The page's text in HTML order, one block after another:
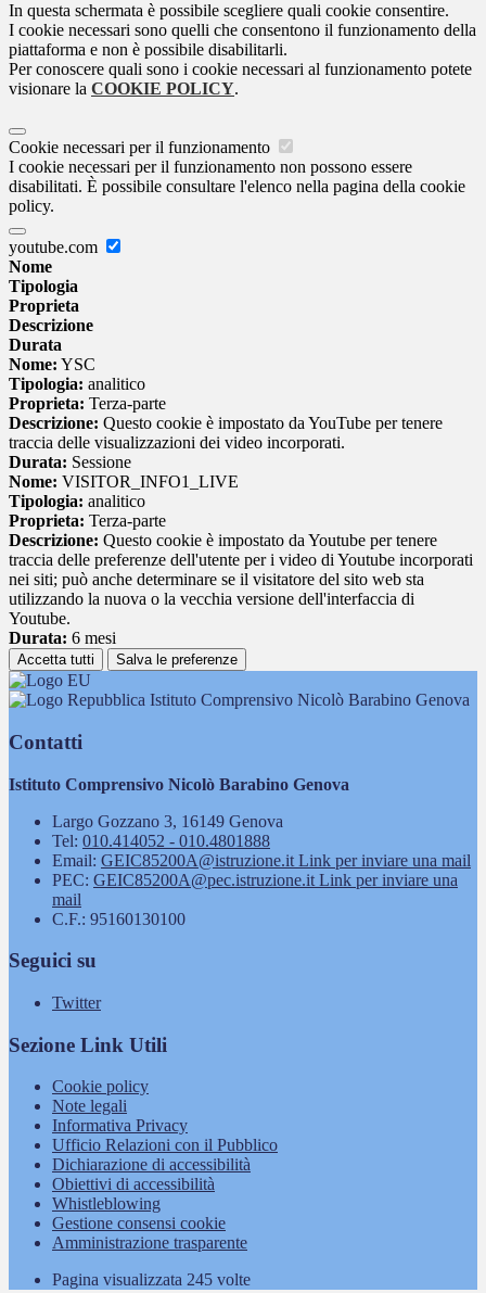
In questa schermata è possibile scegliere quali cookie consentire.
I cookie necessari sono quelli che consentono il funzionamento della
piattaforma e non è possibile disabilitarli.
Per conoscere quali sono i cookie necessari al funzionamento potete
visionare la COOKIE POLICY.
Cookie necessari per il funzionamento
I cookie necessari per il funzionamento non possono essere
disabilitati. È possibile consultare l'elenco nella pagina della cookie
policy.
youtube.com
Nome
Tipologia
Proprieta
Descrizione
Durata
Nome: YSC
Tipologia: analitico
Proprieta: Terza-parte
Descrizione: Questo cookie è impostato da YouTube per tenere
traccia delle visualizzazioni dei video incorporati.
Durata: Sessione
Nome: VISITOR_INFO1_LIVE
Tipologia: analitico
Proprieta: Terza-parte
Descrizione: Questo cookie è impostato da Youtube per tenere
traccia delle preferenze dell'utente per i video di Youtube incorporati
nei siti; può anche determinare se il visitatore del sito web sta
utilizzando la nuova o la vecchia versione dell'interfaccia di
Youtube.
Durata: 6 mesi
Accetta tutti Salva le preferenze
Istituto Comprensivo Nicolò Barabino Genova
Contatti
Istituto Comprensivo Nicolò Barabino Genova
Largo Gozzano 3, 16149 Genova
Tel: 010.414052 - 010.4801888
Email: GEIC85200A@istruzione.it Link per inviare una mail
PEC: GEIC85200A@pec.istruzione.it Link per inviare una
mail
C.F.: 95160130100
Seguici su
Twitter
Sezione Link Utili
Cookie policy
Note legali
Informativa Privacy
Ufficio Relazioni con il Pubblico
Dichiarazione di accessibilità
Obiettivi di accessibilità
Whistleblowing
Gestione consensi cookie
Amministrazione trasparente
Pagina visualizzata 245 volte